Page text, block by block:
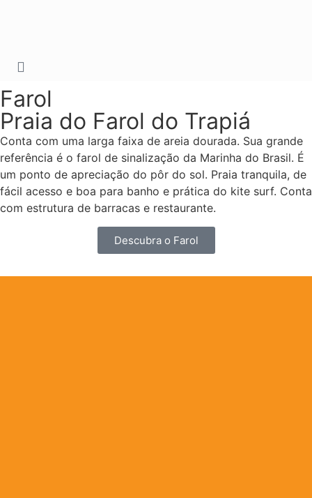
Farol
Praia do Farol do Trapiá
Conta com uma larga faixa de areia dourada. Sua grande
referência é o farol de sinalização da Marinha do Brasil. É
um ponto de apreciação do pôr do sol. Praia tranquila, de
fácil acesso e boa para banho e prática do kite surf. Conta
com estrutura de barracas e restaurante.
Descubra o Farol